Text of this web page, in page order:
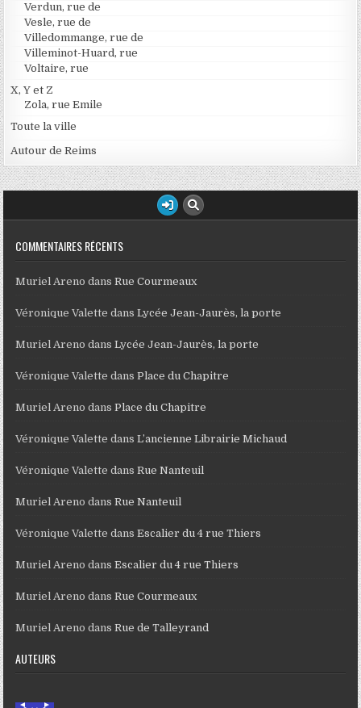
Verdun, rue de
Vesle, rue de
Villedommange, rue de
Villeminot-Huard, rue
Voltaire, rue
X, Y et Z
Zola, rue Emile
Toute la ville
Autour de Reims
COMMENTAIRES RÉCENTS
Muriel Areno dansRue Courmeaux
Véronique Valette dansLycée Jean-Jaurès, la porte
Muriel Areno dansLycée Jean-Jaurès, la porte
Véronique Valette dansPlace du Chapitre
Muriel Areno dansPlace du Chapitre
Véronique Valette dansL’ancienne Librairie Michaud
Véronique Valette dansRue Nanteuil
Muriel Areno dansRue Nanteuil
Véronique Valette dansEscalier du 4 rue Thiers
Muriel Areno dansEscalier du 4 rue Thiers
Muriel Areno dansRue Courmeaux
Muriel Areno dansRue de Talleyrand
AUTEURS